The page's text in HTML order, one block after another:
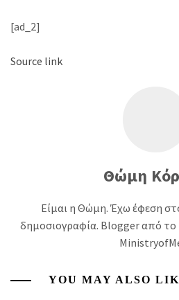
[ad_2]
Source link
Θώμη
Είμαι η Θώμη. Έχω έφεση
δημοσιογραφία. Blogger από το
YOU MAY ALSO